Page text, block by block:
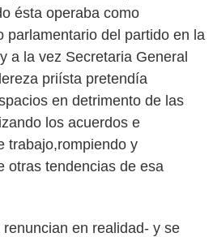
ésta operaba como
parlamentario del partido en la
a la vez Secretaria General
priísta pretendía
en detrimento de las
los acuerdos e
trabajo,rompiendo y
otras tendencias de esa
en realidad- y se